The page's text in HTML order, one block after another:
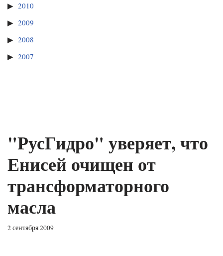
2010
2009
2008
2007
"РусГидро" уверяет, что
Енисей очищен от
трансформаторного
масла
2 сентября 2009